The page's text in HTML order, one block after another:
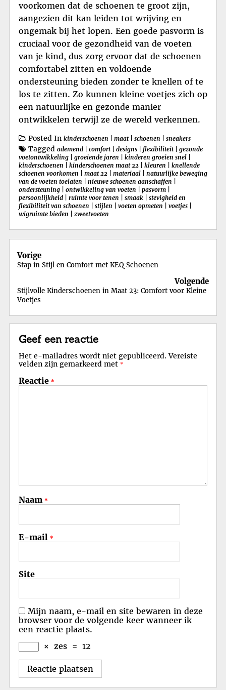
voorkomen dat de schoenen te groot zijn,
aangezien dit kan leiden tot wrijving en
ongemak bij het lopen. Een goede pasvorm is
cruciaal voor de gezondheid van de voeten
van je kind, dus zorg ervoor dat de schoenen
comfortabel zitten en voldoende
ondersteuning bieden zonder te knellen of te
los te zitten. Zo kunnen kleine voetjes zich op
een natuurlijke en gezonde manier
ontwikkelen terwijl ze de wereld verkennen.
Posted In kinderschoenen maat| schoenen sneakers
Tagged ademend comfort| designs flexibiliteit| gezonde
voetontwikkeling
groeiende jaren kinderen groeien snel
kinderschoenen
kinderschoenen maat 22 kleuren
knellende
schoenen voorkomen
maat 22 materiaal
natuurlijke beweging
van de voeten toelaten
nieuwe schoenen aanschaffen
ondersteuning
ontwikkeling van voeten pasvorm
persoonlijkheid
ruimte voor tenen smaak
stevigheid en
flexibiliteit van schoenen
stijlen voeten opmeten voetjes
wigruimte bieden
zweetvoeten
Berichtnavigatie
Vorige
Stap in Stijl en Comfort met KEQ Schoenen
Volgende
Stijlvolle Kinderschoenen in Maat 23: Comfort voor Kleine
Voetjes
Geef een reactie
Het e-mailadres wordt niet gepubliceerd. Vereiste
velden zijn gemarkeerd met *
Reactie *
Naam *
E-mail *
Site
Mijn naam, e-mail en site bewaren in deze
browser voor de volgende keer wanneer ik
een reactie plaats.
× zes = 12